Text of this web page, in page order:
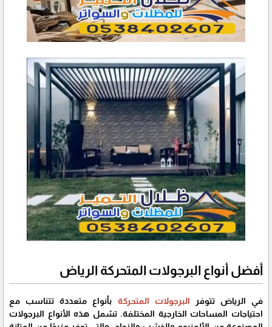
أفضل أنواع البرجولات المتحركة الرياض
في الرياض تتوفر البرجولات المتحركة بأنواع متعددة تتناسب مع
احتياجات المساحات الخارجية المختلفة. تشمل هذه الأنواع البرجولات